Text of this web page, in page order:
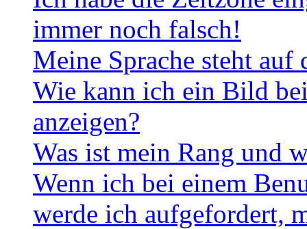
immer noch falsch!
Meine Sprache steht
Wie kann ich ein Bild
anzeigen?
Was ist mein Rang und
Wenn ich bei einem
werde ich aufgefordert,